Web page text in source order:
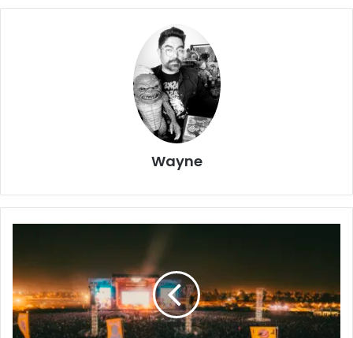
Wayne